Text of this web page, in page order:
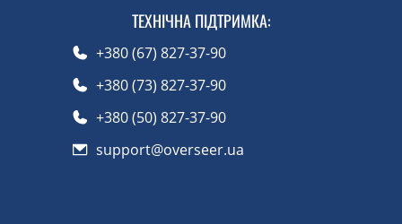
ТЕХНІЧНА ПІДТРИМКА:
+380 (67) 827-37-90
+380 (73) 827-37-90
+380 (50) 827-37-90
support@overseer.ua